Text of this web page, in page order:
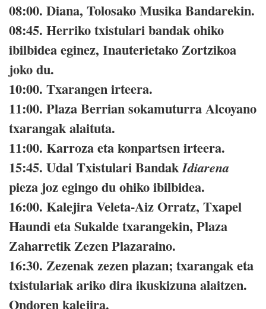
08:00. Diana, Tolosako Musika Bandarekin.
08:45. Herriko txistulari bandak ohiko
ibilbidea eginez, Inauterietako Zortzikoa
joko du.
10:00. Txarangen irteera.
11:00. Plaza Berrian sokamuturra Alcoyano
txarangak alaituta.
11:00. Karroza eta konpartsen irteera.
15:45. Udal Txistulari BandakIdiarena
pieza joz egingo du ohiko ibilbidea.
16:00. Kalejira Veleta-Aiz Orratz, Txapel
Haundi eta Sukalde txarangekin, Plaza
Zaharretik Zezen Plazaraino.
16:30. Zezenak zezen plazan; txarangak eta
txistulariak ariko dira ikuskizuna alaitzen.
Ondoren kalejira.